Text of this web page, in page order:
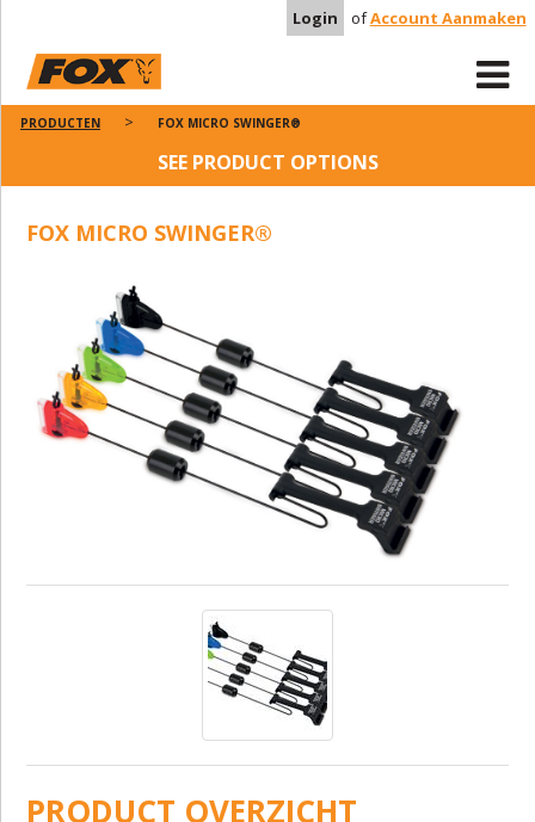
Login ofAccount Aanmaken
PRODUCTEN FOX MICRO SWINGER®
SEE PRODUCT OPTIONS
FOX MICRO SWINGER®
PRODUCT OVERZICHT